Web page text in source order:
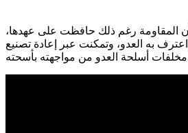
المقاومة رغم ذلك حافظت على عهدها،
به العدو، وتمكنت عبر إعادة تصنيع